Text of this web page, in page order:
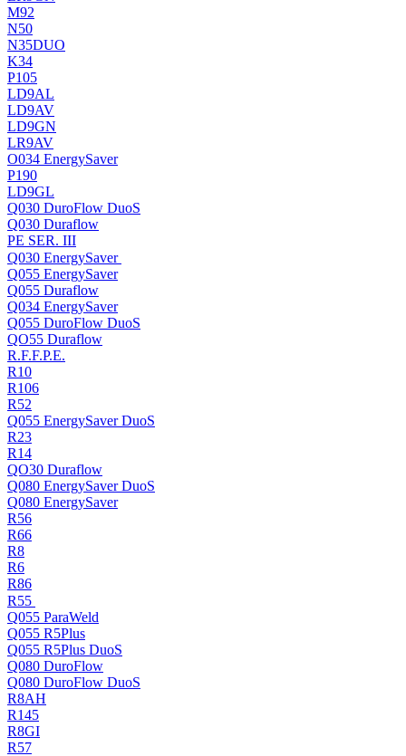
M92
N50
N35DUO
K34
P105
LD9AL
LD9AV
LD9GN
LR9AV
O034 EnergySaver
P190
LD9GL
Q030 DuroFlow DuoS
Q030 Duraflow
PE SER. III
Q030 EnergySaver
Q055 EnergySaver
Q055 Duraflow
Q034 EnergySaver
Q055 DuroFlow DuoS
QO55 Duraflow
R.F.F.P.E.
R10
R106
R52
Q055 EnergySaver DuoS
R23
R14
QO30 Duraflow
Q080 EnergySaver DuoS
Q080 EnergySaver
R56
R66
R8
R6
R86
R55
Q055 ParaWeld
Q055 R5Plus
Q055 R5Plus DuoS
Q080 DuroFlow
Q080 DuroFlow DuoS
R8AH
R145
R8GI
R57